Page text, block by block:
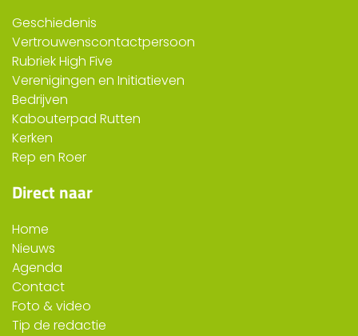
Geschiedenis
Vertrouwenscontactpersoon
Rubriek High Five
Verenigingen en Initiatieven
Bedrijven
Kabouterpad Rutten
Kerken
Rep en Roer
Direct naar
Home
Nieuws
Agenda
Contact
Foto & video
Tip de redactie